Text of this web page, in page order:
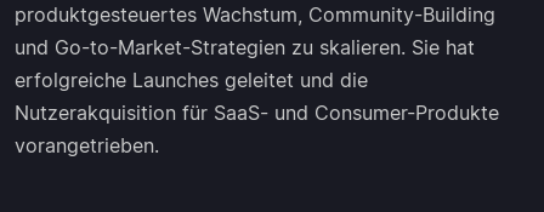
produktgesteuertes Wachstum, Community-Building
und Go-to-Market-Strategien zu skalieren. Sie hat
erfolgreiche Launches geleitet und die
Nutzerakquisition für SaaS- und Consumer-Produkte
vorangetrieben.